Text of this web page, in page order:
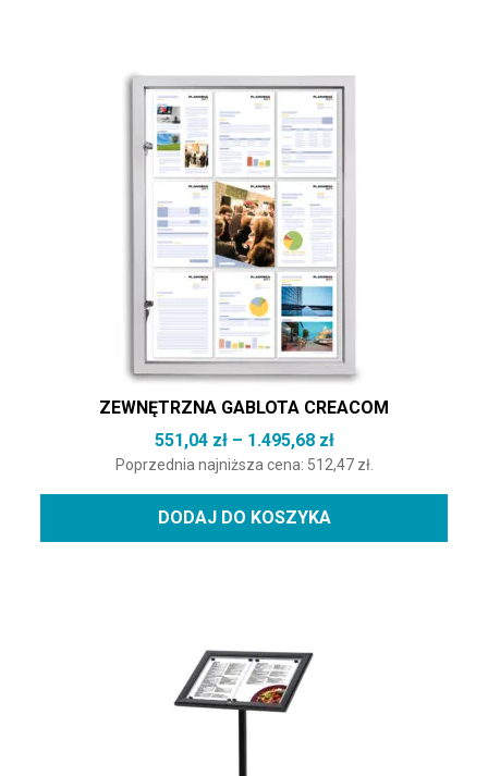
ZEWNĘTRZNA GABLOTA CREACOM
551,04 zł – 1.495,68 złZakres cen: od
Poprzednia najniższa cena: 512,47 zł.
DODAJ DO KOSZYKA
Ten produkt ma wiele wariantów. Opcje można wybrać na